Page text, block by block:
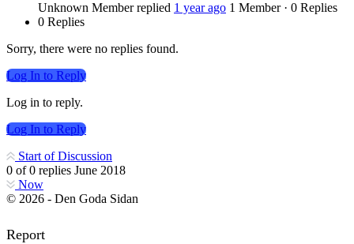
Unknown Member replied 1 year ago 1 Member · 0 Replies
0 Replies
Sorry, there were no replies found.
Log In to Reply
Log in to reply.
Log In to Reply
Start of Discussion
0 of0 replies June 2018
Now
© 2026 - Den Goda Sidan
Report